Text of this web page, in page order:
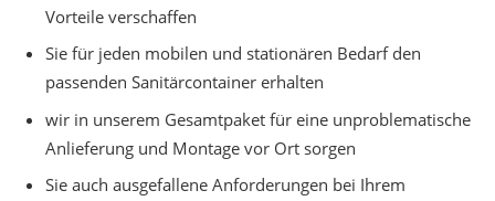
Vorteile verschaffen
Sie für jeden mobilen und stationären Bedarf den
passenden Sanitärcontainer erhalten
wir in unserem Gesamtpaket für eine unproblematische
Anlieferung und Montage vor Ort sorgen
Sie auch ausgefallene Anforderungen bei Ihrem